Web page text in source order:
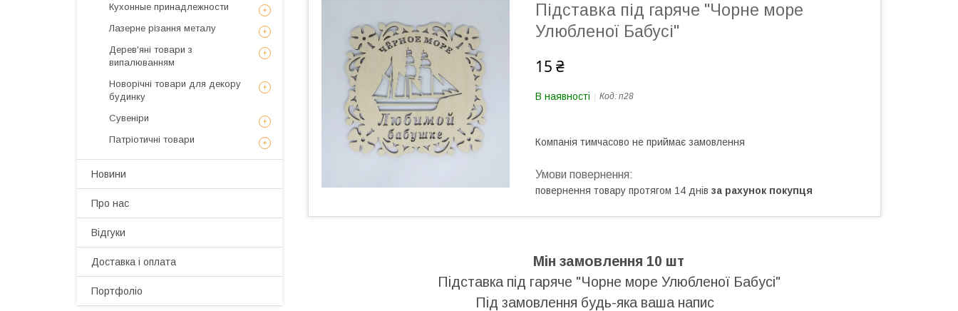
Підставка під гаряче "Чорне море
Улюбленої Бабусі"
15 ₴
В наявності Код: п28
Компанія тимчасово не приймає замовлення
повернення товару протягом 14 днів за рахунок покупця
Мін замовлення 10 шт
Підставка під гаряче "Чорне море Улюбленої Бабусі"
Під замовлення будь-яка ваша напис
Кухонные принадлежности
Лазерне різання металу
Дерев'яні товари з
випалюванням
Новорічні товари для декору
будинку
Сувеніри
Патріотичні товари
Новини
Про нас
Відгуки
Доставка і оплата
Портфоліо